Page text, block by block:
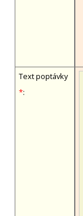
Text poptávky
*: